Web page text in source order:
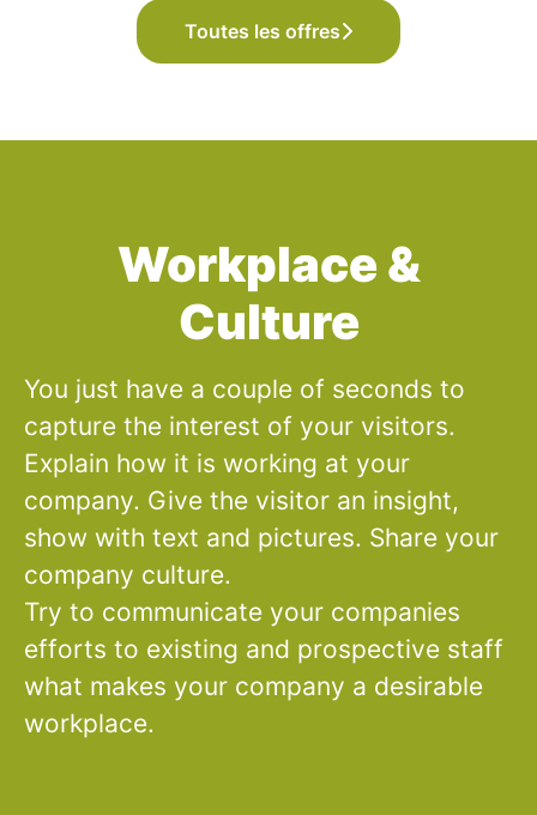
Toutes les offres
Workplace &
Culture
You just have a couple of seconds to
capture the interest of your visitors.
Explain how it is working at your
company. Give the visitor an insight,
show with text and pictures. Share your
company culture.
Try to communicate your companies
efforts to existing and prospective staff
what makes your company a desirable
workplace.